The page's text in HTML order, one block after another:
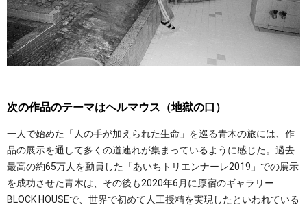
次の作品のテーマはヘルマウス（地獄の口）
一人で始めた「人の手が加えられた生命」を巡る青木の旅には、作
品の展示を通して多くの道連れが集まっているように感じた。過去
最高の約65万人を動員した「あいちトリエンナーレ2019」での展示
を成功させた青木は、その後も2020年6月に原宿のギャラリー
BLOCK HOUSEで、世界で初めて人工授精を実現したといわれている